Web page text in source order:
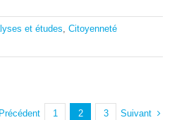
et études Citoyenneté
Précédent 1 2 3 Suivant